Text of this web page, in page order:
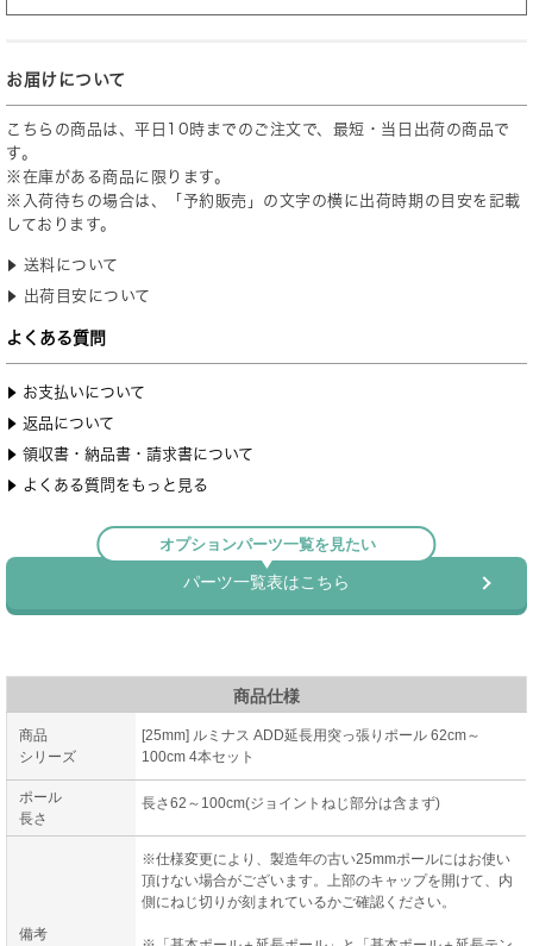
商品仕様
商品
シリーズ
[25mm] ルミナス ADD延長用突っ張りポール 62cm～
100cm 4本セット
ポール
長さ
長さ62～100cm(ジョイントねじ部分は含まず)
備考
※仕様変更により、製造年の古い25mmポールにはお使い
頂けない場合がございます。上部のキャップを開けて、内
側にねじ切りが刻まれているかご確認ください。